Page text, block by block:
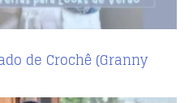
de Crochê (Granny